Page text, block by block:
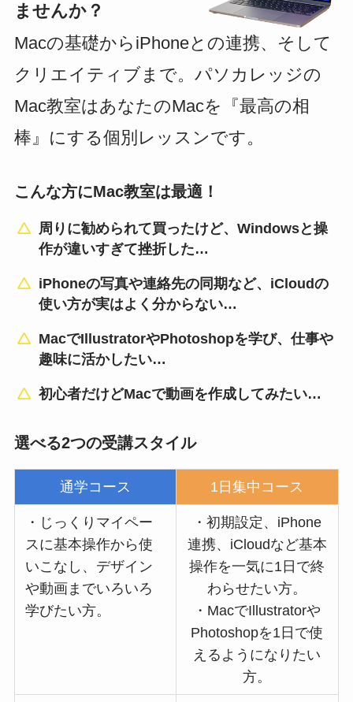
ませんか？
Macの基礎からiPhoneとの連携、そして
クリエイティブまで。パソカレッジの
Mac教室はあなたのMacを『最高の相
棒』にする個別レッスンです。
こんな方にMac教室は最適！
周りに勧められて買ったけど、Windowsと操
作が違いすぎて挫折した…
iPhoneの写真や連絡先の同期など、iCloudの
使い方が実はよく分からない…
MacでIllustratorやPhotoshopを学び、仕事や
趣味に活かしたい…
初心者だけどMacで動画を作成してみたい…
選べる2つの受講スタイル
通学コース 1日集中コース
・じっくりマイペー
スに基本操作から使
いこなし、デザイン
や動画までいろいろ
学びたい方。
・初期設定、iPhone
連携、iCloudなど基本
操作を一気に1日で終
わらせたい方。
・MacでIllustratorや
Photoshopを1日で使
えるようになりたい
方。